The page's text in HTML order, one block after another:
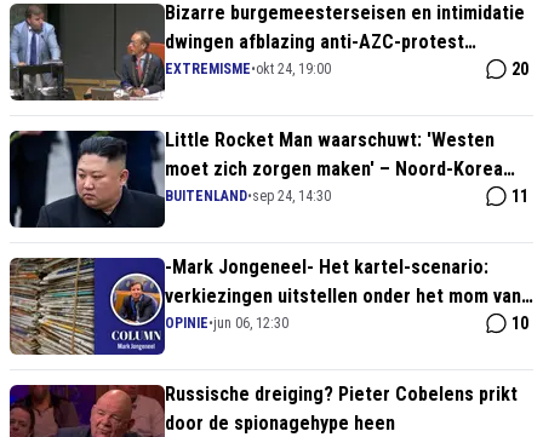
Bizarre burgemeesterseisen en intimidatie
dwingen afblazing anti-AZC-protest
Sliedrecht: 'Geen Malieveld in ons dorp'"
EXTREMISME•okt 24, 19:00 20
Little Rocket Man waarschuwt: 'Westen
moet zich zorgen maken' – Noord-Korea
bouwt door aan kernarsenaal
BUITENLAND•sep 24, 14:30 11
-Mark Jongeneel- Het kartel-scenario:
verkiezingen uitstellen onder het mom van
oorlogsdreiging
OPINIE•jun 06, 12:30 10
Russische dreiging? Pieter Cobelens prikt
door de spionagehype heen